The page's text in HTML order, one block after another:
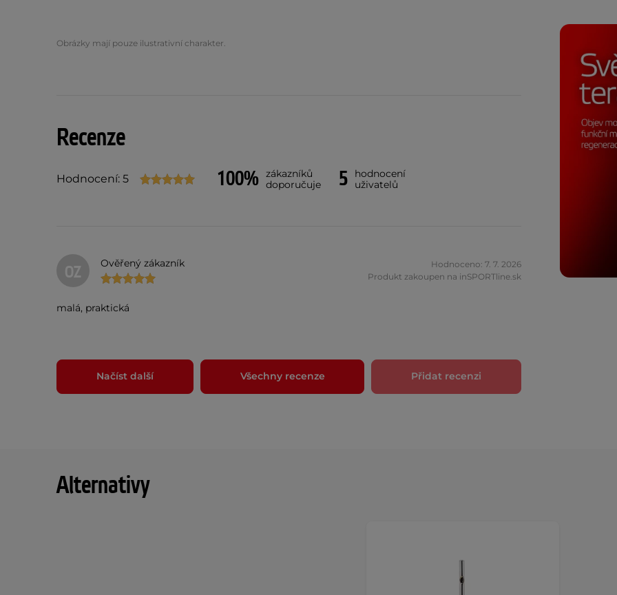
Obrázky mají pouze ilustrativní charakter.
Recenze
Hodnocení: 5 100% zákazníků
doporučuje
5
hodnocení
uživatelů
OZ Ověřený zákazník
Hodnoceno: 7. 7. 2026
Produkt zakoupen na inSPORTline.sk
malá, praktická
Načíst další Všechny recenze Přidat recenzi
Alternativy